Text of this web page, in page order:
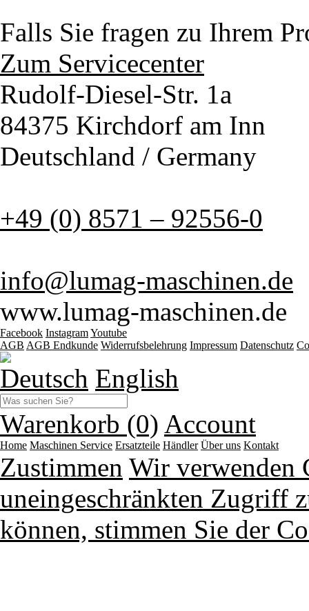
Falls Sie fragen zu Ihrem
Zum Servicecenter
Rudolf-Diesel-Str. 1a
84375 Kirchdorf am Inn
Deutschland / Germany
+49 (0) 8571 – 92556-0
info@lumag-maschinen.de
www.lumag-maschinen.de
Facebook InstagramYoutube
AGB AGB Endkunde Widerrufsbelehrung Impressum Datenschutz
Deutsch English
Warenkorb (0) Account
Home Maschinen Service Ersatzteile Händler Über uns Kontakt
Zustimmen Wir verwenden
uneingeschränkten Zugriff
können, stimmen Sie der